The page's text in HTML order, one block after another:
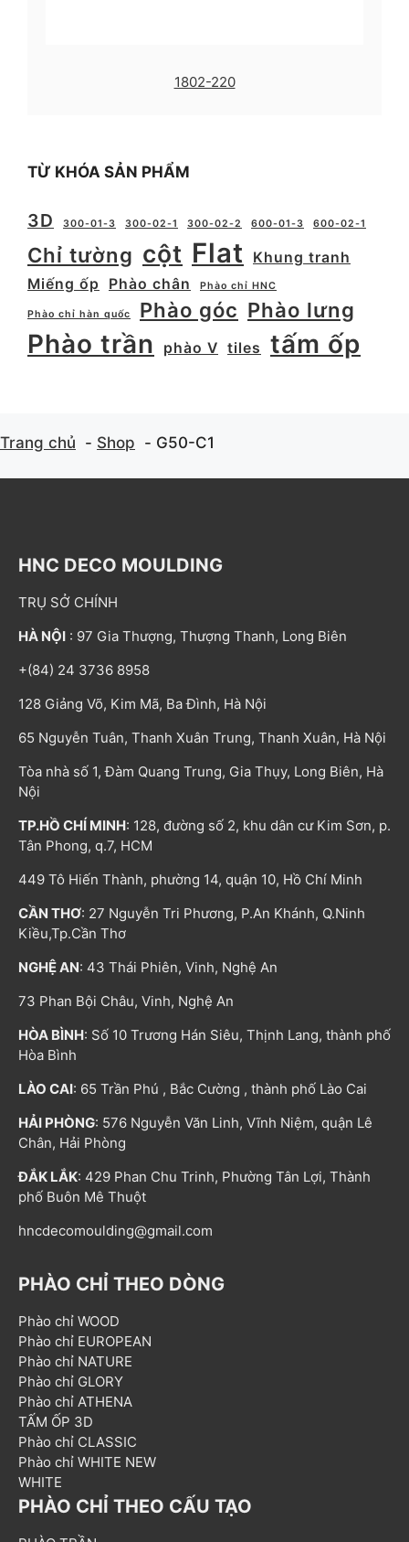
1802-220
TỪ KHÓA SẢN PHẨM
3D 300-01-3 300-02-1 300-02-2 600-01-3 600-02-1
Chỉ tường cột Flat
Khung tranh
Miếng ốp
Phào chân Phào chỉ HNC
Phào chỉ hàn quốc Phào góc Phào lưng
Phào trần phào V tiles tấm ốp
Trang chủ Shop G50-C1
HNC DECO MOULDING
TRỤ SỞ CHÍNH
HÀ NỘI : 97 Gia Thượng, Thượng Thanh, Long Biên
+(84) 24 3736 8958
128 Giảng Võ, Kim Mã, Ba Đình, Hà Nội
65 Nguyễn Tuân, Thanh Xuân Trung, Thanh Xuân, Hà Nội
Tòa nhà số 1, Đàm Quang Trung, Gia Thụy, Long Biên, Hà
Nội
TP.HỒ CHÍ MINH: 128, đường số 2, khu dân cư Kim Sơn, p.
Tân Phong, q.7, HCM
449 Tô Hiến Thành, phường 14, quận 10, Hồ Chí Minh
CẦN THƠ: 27 Nguyễn Tri Phương, P.An Khánh, Q.Ninh
Kiều,Tp.Cần Thơ
NGHỆ AN: 43 Thái Phiên, Vinh, Nghệ An
73 Phan Bội Châu, Vinh, Nghệ An
HÒA BÌNH: Số 10 Trương Hán Siêu, Thịnh Lang, thành phố
Hòa Bình
LÀO CAI: 65 Trần Phú , Bắc Cường , thành phố Lào Cai
HẢI PHÒNG: 576 Nguyễn Văn Linh, Vĩnh Niệm, quận Lê
Chân, Hải Phòng
ĐẮK LẮK: 429 Phan Chu Trinh, Phường Tân Lợi, Thành
phố Buôn Mê Thuột
hncdecomoulding@gmail.com
PHÀO CHỈ THEO DÒNG
Phào chỉ WOOD
Phào chỉ EUROPEAN
Phào chỉ NATURE
Phào chỉ GLORY
Phào chỉ ATHENA
TẤM ỐP 3D
Phào chỉ CLASSIC
Phào chỉ WHITE NEW
WHITE
PHÀO CHỈ THEO CẤU TẠO